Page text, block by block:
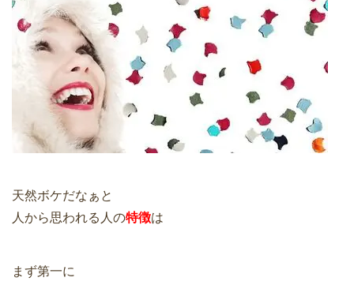
天然ボケだなぁと
人から思われる人の特徴は
まず第一に